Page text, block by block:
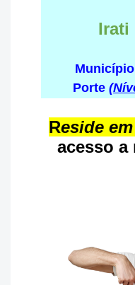
Irati
Porte
Reside
acesso a